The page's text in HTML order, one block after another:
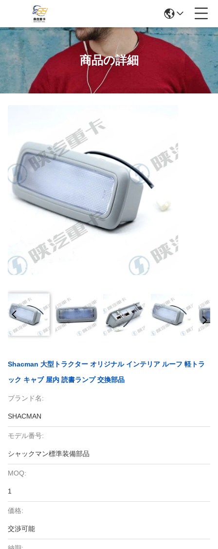
商品の詳細
Shacman 大型トラクター オリジナル インテリア ルーフ 軽トラ
ック キャブ 屋内 読書ランプ 交換部品
ブランド名:
SHACMAN
モデル番号:
シャックマン標準装備部品
MOQ:
1
価格:
交渉可能